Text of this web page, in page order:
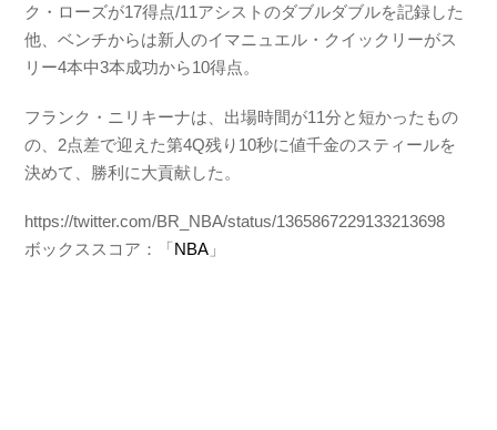
ク・ローズが17得点/11アシストのダブルダブルを記録した
他、ベンチからは新人のイマニュエル・クイックリーがス
リー4本中3本成功から10得点。
フランク・ニリキーナは、出場時間が11分と短かったもの
の、2点差で迎えた第4Q残り10秒に値千金のスティールを
決めて、勝利に大貢献した。
https://twitter.com/BR_NBA/status/1365867229133213698
ボックススコア：「NBA 」